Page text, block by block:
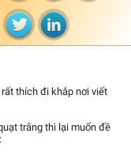
thích đi khắp nơi viết
trắng thì lại muốn đề